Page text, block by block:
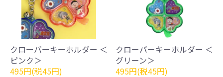
クローバーキーホルダー ＜
ピンク＞
495円(税45円)
クローバーキーホルダー ＜
グリーン＞
495円(税45円)